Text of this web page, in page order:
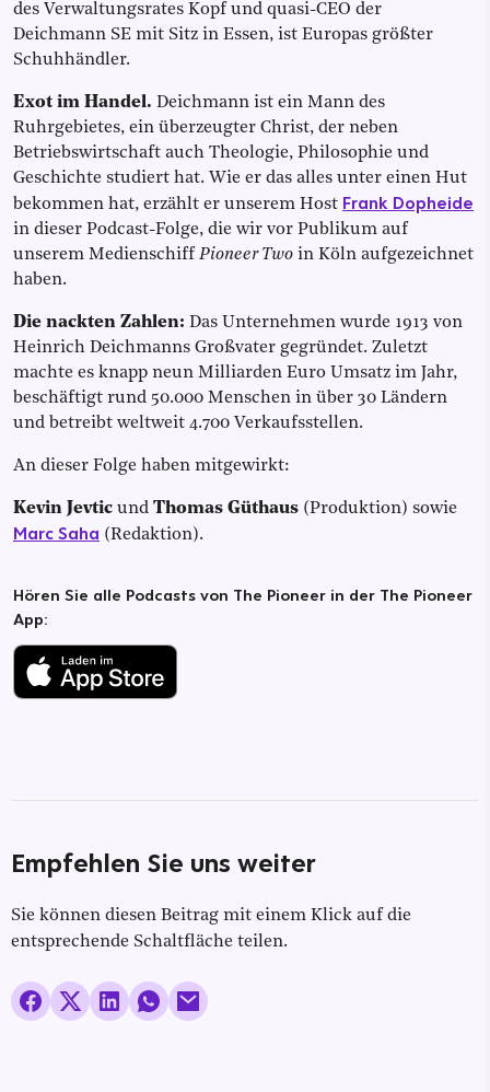
des Verwaltungsrates Kopf und quasi-CEO der
Deichmann SE mit Sitz in Essen, ist Europas größter
Schuhhändler.
Exot im Handel. Deichmann ist ein Mann des
Ruhrgebietes, ein überzeugter Christ, der neben
Betriebswirtschaft auch Theologie, Philosophie und
Geschichte studiert hat. Wie er das alles unter einen Hut
bekommen hat, erzählt er unserem Host Frank Dopheide
in dieser Podcast-Folge, die wir vor Publikum auf
unserem Medienschiff Pioneer Two in Köln aufgezeichnet
haben.
Die nackten Zahlen: Das Unternehmen wurde 1913 von
Heinrich Deichmanns Großvater gegründet. Zuletzt
machte es knapp neun Milliarden Euro Umsatz im Jahr,
beschäftigt rund 50.000 Menschen in über 30 Ländern
und betreibt weltweit 4.700 Verkaufsstellen.
An dieser Folge haben mitgewirkt:
Kevin Jevtic und Thomas Güthaus (Produktion) sowie
Marc Saha (Redaktion).
Hören Sie alle Podcasts von The Pioneer in der The Pioneer
App:
Empfehlen Sie uns weiter
Sie können diesen Beitrag mit einem Klick auf die
entsprechende Schaltfläche teilen.